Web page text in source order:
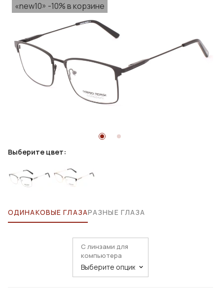
«new10» -10% в корзине
Выберите цвет:
ОДИНАКОВЫЕ ГЛАЗАРАЗНЫЕ ГЛАЗА
С линзами для
компьютера